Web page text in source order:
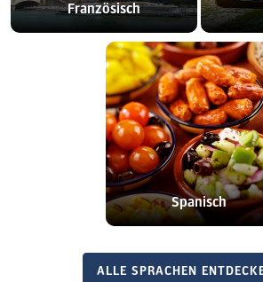
Französisch
Spanisch
ALLE SPRACHEN